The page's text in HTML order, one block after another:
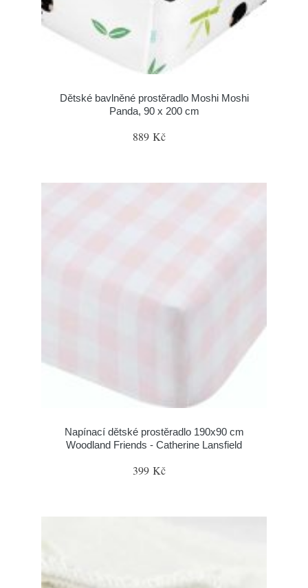
Dětské bavlněné prostěradlo Moshi Moshi
Panda, 90 x 200 cm
889 Kč
Napínací dětské prostěradlo 190x90 cm
Woodland Friends - Catherine Lansfield
399 Kč